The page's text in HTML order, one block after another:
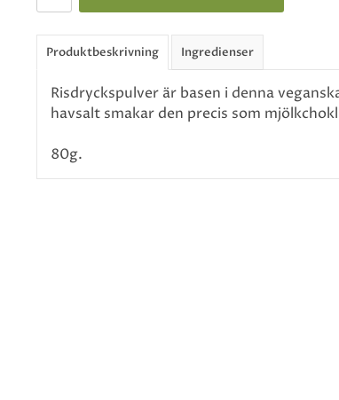
Produktbeskrivning Ingredienser
Risdryckspulver är basen i denna
havsalt smakar den precis som
80g.